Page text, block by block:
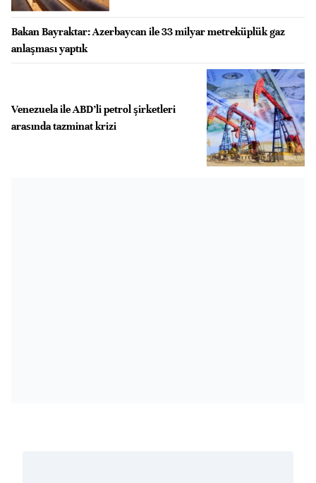
Bakan Bayraktar: Azerbaycan ile 33 milyar metreküplük gaz
anlaşması yaptık
Venezuela ile ABD’li petrol şirketleri
arasında tazminat krizi